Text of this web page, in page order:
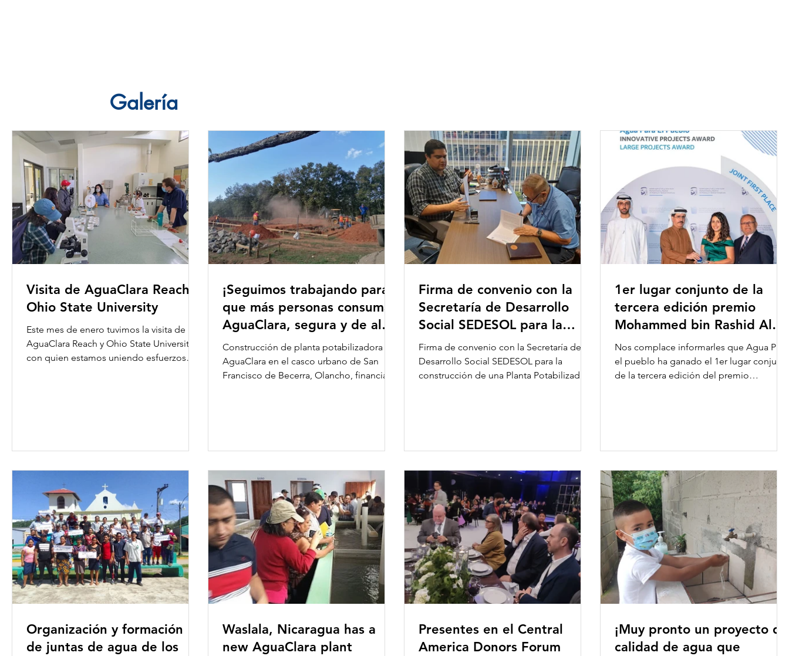
Galería
Visita de AguaClara Reach y
Ohio State University
Este mes de enero tuvimos la visita de
AguaClara Reach y Ohio State University,
con quien estamos uniendo esfuerzos
¡Seguimos trabajando para
que más personas consuman
AguaClara, segura y de alta
calidad!
Construcción de planta potabilizadora
AguaClara en el casco urbano de San
Francisco de Becerra, Olancho, financiada
Firma de convenio con la
Secretaría de Desarrollo
Social SEDESOL para la
construcción de una Planta
Firma de convenio con la Secretaría de
Desarrollo Social SEDESOL para la
construcción de una Planta Potabilizadora
1er lugar conjunto de la
tercera edición premio
Mohammed bin Rashid Al
Maktoum Global Water
Award
Nos complace informarles que Agua Para
el pueblo ha ganado el 1er lugar
de la tercera edición del premio
Organización y formación
de juntas de agua de los
Waslala, Nicaragua has a
new AguaClara plant
Presentes en el Central
America Donors Forum
¡Muy pronto un proyecto de
calidad de agua que